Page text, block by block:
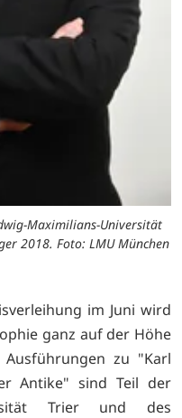
Maximilians-Universität
2018. Foto: LMU München
im Juni wird
ganz auf der Höhe
zu "Karl
Antike" sind Teil der
Trier und des